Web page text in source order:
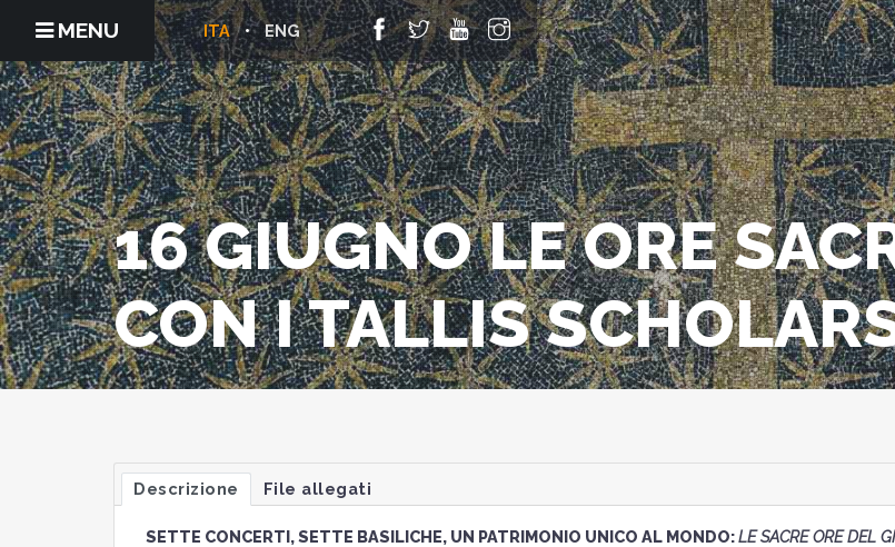
MENU ENG
ITA
16 GIUGNO LE ORE
CON I TALLIS
Descrizione File allegati
SETTE CONCERTI, SETTE BASILICHE, UN PATRIMONIO UNICO AL MONDO:LE SACRE ORE DEL